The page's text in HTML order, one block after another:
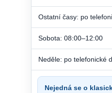
Ostatní časy: po
Sobota: 08:00–12:00
Neděle: po telefonické
Nejedná se o